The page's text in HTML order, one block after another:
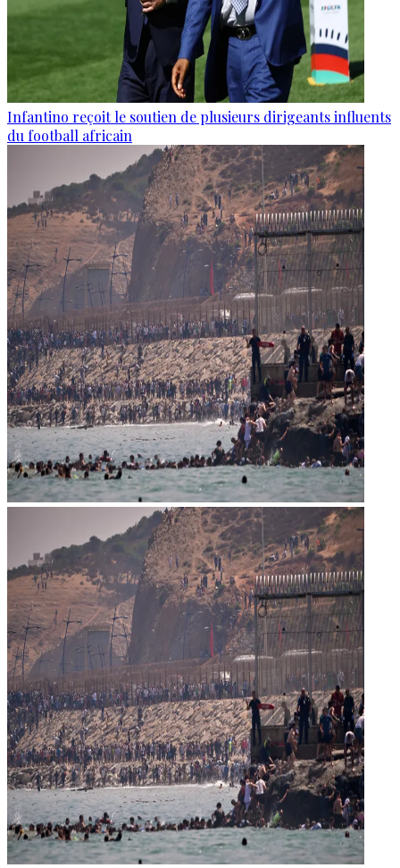
Infantino reçoit le soutien de plusieurs dirigeants influents
du football africain